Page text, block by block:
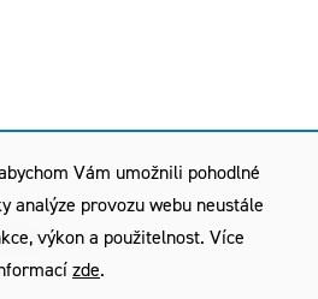
Vám umožnili pohodlné
analýze provozu webu neustále
výkon a použitelnost. Více
zde.